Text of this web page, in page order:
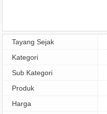
Tayang Sejak
Kategori
Sub Kategori
Produk
Harga